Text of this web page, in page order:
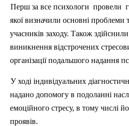
Перш за все психологи провели
якої визначили основні проблеми
учасників заходу. Також
виникнення відстрочених
організації подальшого надання
У ході індивідуальних
надано допомогу в подоланні
емоційного стресу, в тому числі
проявів.